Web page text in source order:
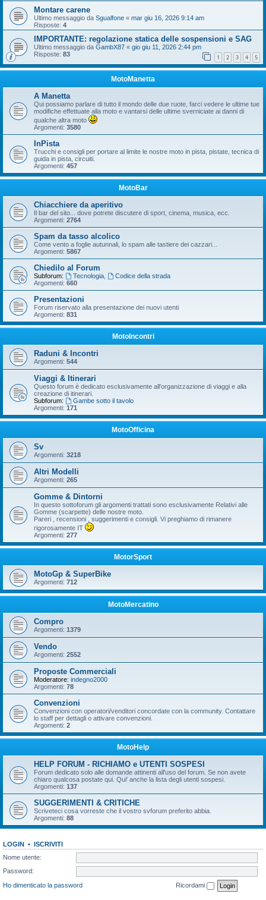
Montare carene
Ultimo messaggio da Sgualfone « mar giu 16, 2026 9:14 am
Risposte: 4
IMPORTANTE: regolazione statica delle sospensioni e SAG
Ultimo messaggio da GambX87 « gio giu 11, 2026 2:44 pm
Risposte: 83 1 2 3 4 5
MotoManetta
A Manetta
Qui possiamo parlare di tutto il mondo delle due ruote, farci vedere le ultime tue
modifiche effettuate alla moto e vantarsi delle ultime sverniciate ai danni di
qualche altra moto
Argomenti: 3580
InPista
Trucchi e consigli per portare al limite le nostre moto in pista, pistate, tecnica di
guida in pista, circuiti.
Argomenti: 457
MotoBar
Chiacchiere da aperitivo
Il bar del sito... dove potrete discutere di sport, cinema, musica, ecc.
Argomenti: 2764
Spam da tasso alcolico
Come vento a foglie autunnali, lo spam alle tastiere dei cazzari...
Argomenti: 5867
Chiedilo al Forum
Subforum: Tecnologia,
Codice della strada
Argomenti: 660
Presentazioni
Forum riservato alla presentazione dei nuovi utenti
Argomenti: 831
MotoIncontri
Raduni & Incontri
Argomenti: 544
Viaggi & Itinerari
Questo forum è dedicato esclusivamente all'organizzazione di viaggi e alla
creazione di itinerari.
Subforum:
Gambe sotto il tavolo
Argomenti: 171
MotoOfficina
Sv
Argomenti: 3218
Altri Modelli
Argomenti: 265
Gomme & Dintorni
In questo sottoforum gli argomenti trattati sono esclusivamente Relativi alle
Gomme (scarpette) delle nostre moto.
Pareri , recensioni , suggerimenti e consigli. Vi preghiamo di rimanere
rigorosamente IT
Argomenti: 277
MotorSport
MotoGp & SuperBike
Argomenti: 712
MotoMercatino
Compro
Argomenti: 1379
Vendo
Argomenti: 2552
Proposte Commerciali
Moderatore: indegno2000
Argomenti: 78
Convenzioni
Convenzioni con operatori/venditori concordate con la community. Contattare
lo staff per dettagli o attivare convenzioni.
Argomenti: 2
MotoHelp
HELP FORUM - RICHIAMO e UTENTI SOSPESI
Forum dedicato solo alle domande attinenti all'uso del forum. Se non avete
chiaro qualcosa postate qui. Qui' anche la lista degli utenti sospesi.
Argomenti: 137
SUGGERIMENTI & CRITICHE
Scriveteci cosa vorreste che il vostro svforum preferito abbia.
Argomenti: 88
LOGIN •
ISCRIVITI
Nome utente:
Password:
Ho dimenticato la password
Ricordami